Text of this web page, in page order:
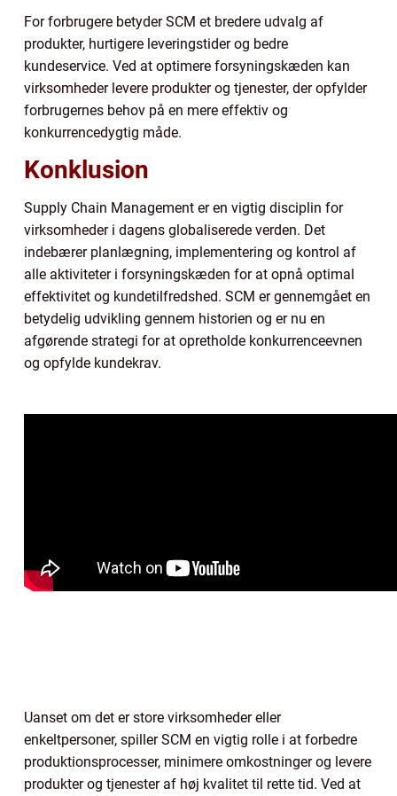
For forbrugere betyder SCM et bredere udvalg af
produkter, hurtigere leveringstider og bedre
kundeservice. Ved at optimere forsyningskæden kan
virksomheder levere produkter og tjenester, der opfylder
forbrugernes behov på en mere effektiv og
konkurrencedygtig måde.
Konklusion
Supply Chain Management er en vigtig disciplin for
virksomheder i dagens globaliserede verden. Det
indebærer planlægning, implementering og kontrol af
alle aktiviteter i forsyningskæden for at opnå optimal
effektivitet og kundetilfredshed. SCM er gennemgået en
betydelig udvikling gennem historien og er nu en
afgørende strategi for at opretholde konkurrenceevnen
og opfylde kundekrav.
Uanset om det er store virksomheder eller
enkeltpersoner, spiller SCM en vigtig rolle i at forbedre
produktionsprocesser, minimere omkostninger og levere
produkter og tjenester af høj kvalitet til rette tid. Ved at